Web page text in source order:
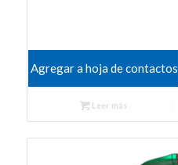
Agregar a hoja de contactos
Leer más